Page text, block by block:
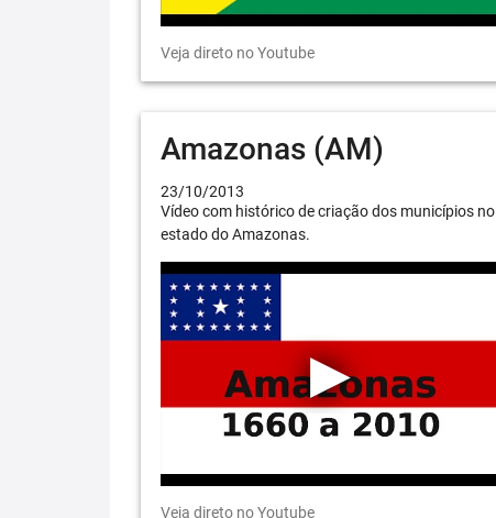
Veja direto no Youtube
Amazonas (AM)
23/10/2013
Vídeo com histórico de criação dos municípios no
estado do Amazonas.
Veja direto no Youtube